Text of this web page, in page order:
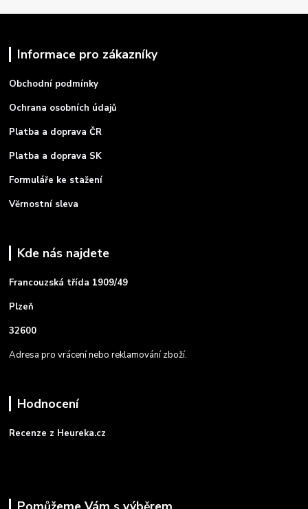
Informace pro zákazníky
Obchodní podmínky
Ochrana osobních údajů
Platba a doprava ČR
Platba a doprava SK
Formuláře ke stažení
Věrnostní sleva
Kde nás najdete
Francouzská třída 1909/49
Plzeň
32600
Adresa pro vrácení nebo reklamování zboží.
Hodnocení
Recenze z Heureka.cz